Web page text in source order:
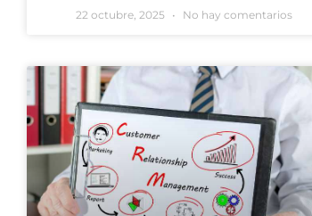
22 octubre, 2025 No hay comentarios